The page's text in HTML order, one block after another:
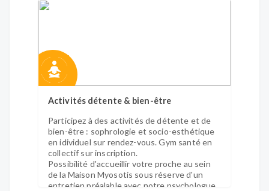
Activités détente & bien-être
Participez à des activités de détente et de
bien-être : sophrologie et socio-esthétique
en idividuel sur rendez-vous. Gym santé en
collectif sur inscription.
Possibilité d'accueillir votre proche au sein
de la Maison Myosotis sous réserve d'un
entretien préalable avec notre psychologue.